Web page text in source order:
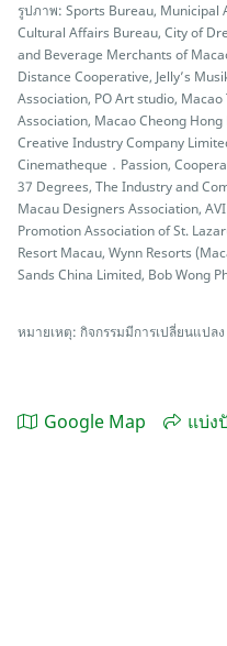
รูปภาพ: Sports Bureau, Municipal
Cultural Affairs Bureau, City of
and Beverage Merchants of
Distance Cooperative, Jelly’s
Association, PO Art studio,
Association, Macao Cheong
Creative Industry Company
Cinematheque．Passion,
37 Degrees, The Industry and
Macau Designers Association,
Promotion Association of St.
Resort Macau, Wynn Resorts
Sands China Limited, Bob Wong
หมายเหตุ: กิจกรรมมีการเปลี่ยนแปล
Google Map แบ่ง